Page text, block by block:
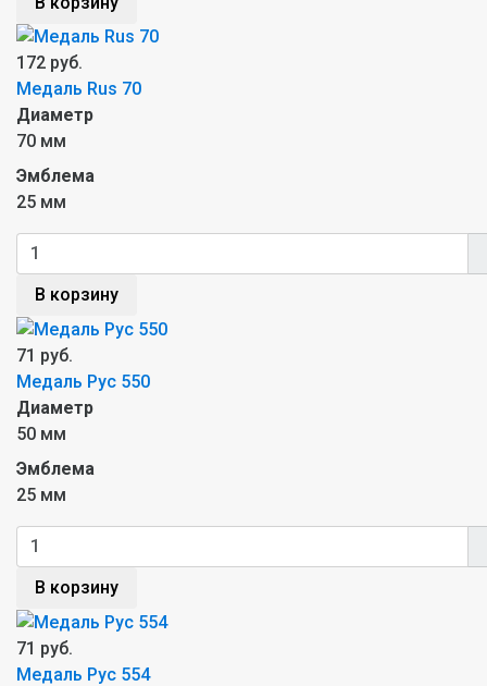
172 руб.
Медаль Rus 70
Диаметр
70 мм
Эмблема
25 мм
В корзину
71 руб.
Медаль Рус 550
Диаметр
50 мм
Эмблема
25 мм
В корзину
71 руб.
Медаль Рус 554